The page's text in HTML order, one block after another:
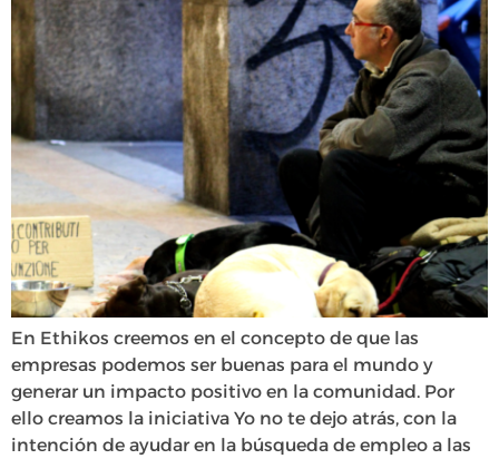
En Ethikos creemos en el concepto de que las
empresas podemos ser buenas para el mundo y
generar un impacto positivo en la comunidad. Por
ello creamos la iniciativa Yo no te dejo atrás, con la
intención de ayudar en la búsqueda de empleo a las